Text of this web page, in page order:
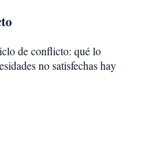
de conflicto: qué lo
no satisfechas hay